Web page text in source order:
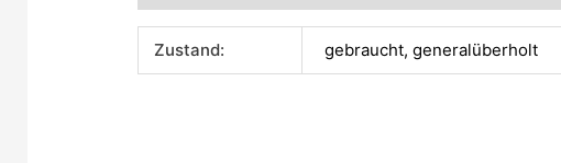
Zustand: gebraucht, generalüberholt